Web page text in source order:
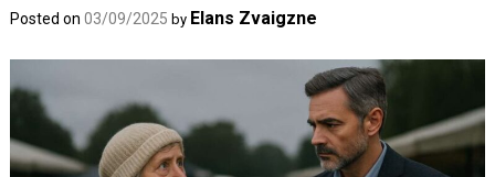
Posted on03/09/2025 by Elans Zvaigzne